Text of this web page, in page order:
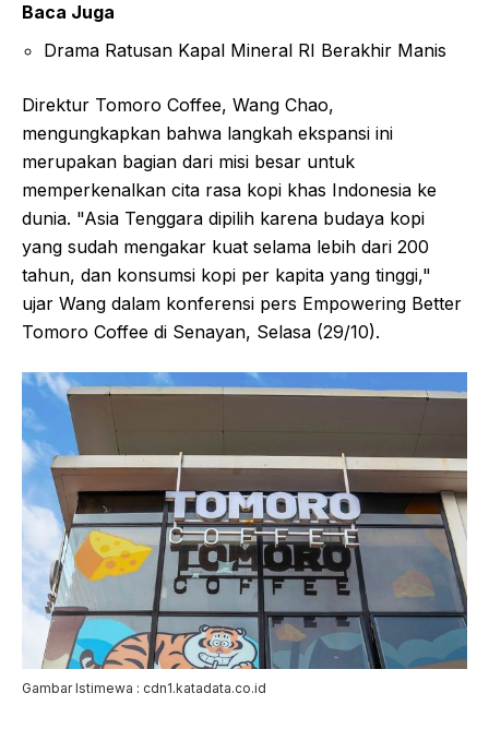
Baca Juga
Drama Ratusan Kapal Mineral RI Berakhir Manis
Direktur Tomoro Coffee, Wang Chao,
mengungkapkan bahwa langkah ekspansi ini
merupakan bagian dari misi besar untuk
memperkenalkan cita rasa kopi khas Indonesia ke
dunia. "Asia Tenggara dipilih karena budaya kopi
yang sudah mengakar kuat selama lebih dari 200
tahun, dan konsumsi kopi per kapita yang tinggi,"
ujar Wang dalam konferensi pers Empowering Better
Tomoro Coffee di Senayan, Selasa (29/10).
Gambar Istimewa : cdn1.katadata.co.id